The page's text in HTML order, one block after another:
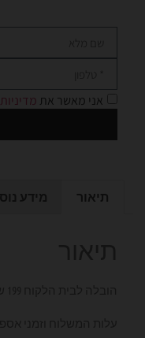
אני מאשר את
תיאור מידע